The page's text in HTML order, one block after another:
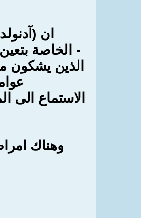
ان
- الخاصة
الذين يشكون
الاستماع الى
وهناك